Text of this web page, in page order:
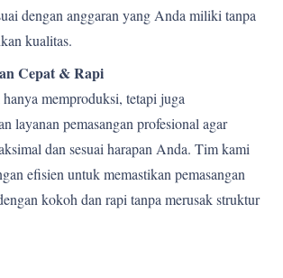
dengan anggaran yang Anda miliki tanpa
kualitas.
Cepat & Rapi
memproduksi, tetapi juga
layanan pemasangan profesional agar
dan sesuai harapan Anda. Tim kami
efisien untuk memastikan pemasangan
kokoh dan rapi tanpa merusak struktur